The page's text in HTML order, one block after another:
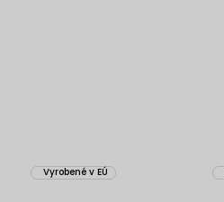
Vyrobené v EÚ